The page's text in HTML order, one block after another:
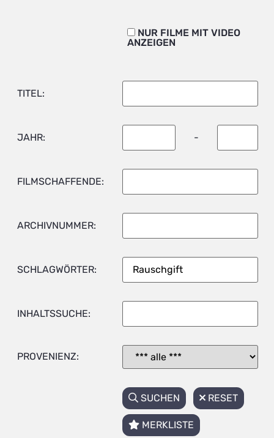
NUR FILME MIT VIDEO
ANZEIGEN
TITEL:
JAHR: -
FILMSCHAFFENDE:
ARCHIVNUMMER:
SCHLAGWÖRTER:
INHALTSSUCHE:
PROVENIENZ:
SUCHEN RESET
MERKLISTE